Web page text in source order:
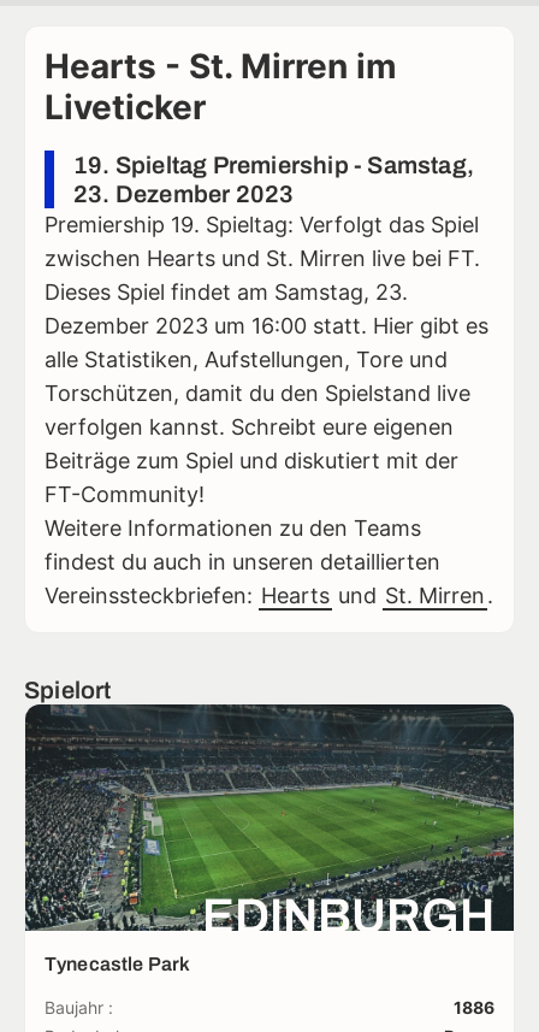
Hearts - St. Mirren im
Liveticker
19. Spieltag Premiership - Samstag,
23. Dezember 2023
Premiership 19. Spieltag: Verfolgt das Spiel
zwischen Hearts und St. Mirren live bei FT.
Dieses Spiel findet am Samstag, 23.
Dezember 2023 um 16:00 statt. Hier gibt es
alle Statistiken, Aufstellungen, Tore und
Torschützen, damit du den Spielstand live
verfolgen kannst. Schreibt eure eigenen
Beiträge zum Spiel und diskutiert mit der
FT-Community!
Weitere Informationen zu den Teams
findest du auch in unseren detaillierten
Vereinssteckbriefen: Hearts und St. Mirren.
Spielort
EDINBURGH
Tynecastle Park
Baujahr :
1886